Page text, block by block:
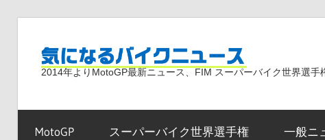
気
に
2014年よりMotoGP最新ニュース、FIM スーパーバイク世界選
MotoGP スーパーバイク世界選手権 一般ニ